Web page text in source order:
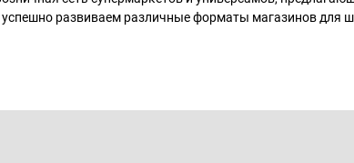
развиваем различные форматы магазинов для